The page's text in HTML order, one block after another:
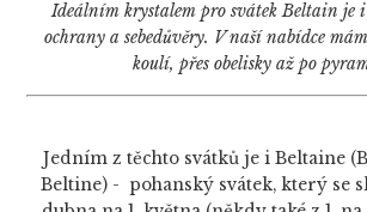
Ideálním krystalem pro svátek Beltain je
ochrany a sebedůvěry. V naší nabídce
koulí, přes obelisky až po
Jedním z těchto svátků je i Beltaine
Beltine) - pohanský svátek, který se